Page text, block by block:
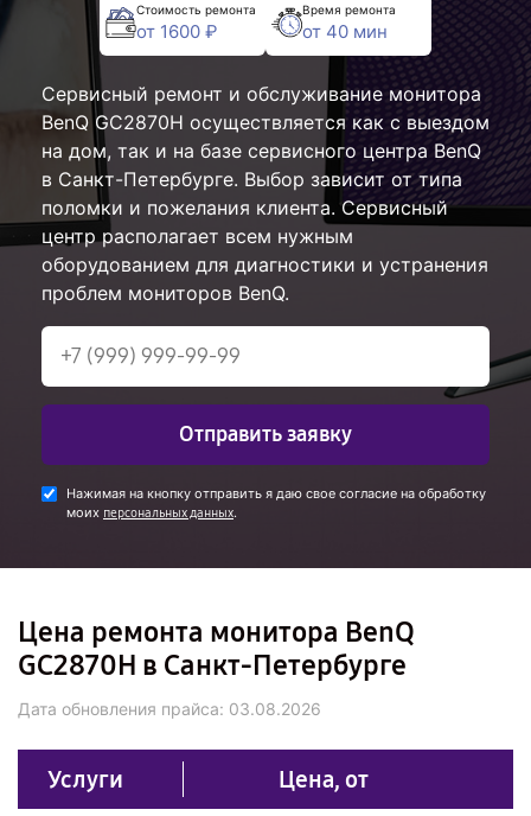
Стоимость ремонта
от 1600 ₽
Время ремонта
от 40 мин
Сервисный ремонт и обслуживание монитора
BenQ GC2870H осуществляется как с выездом
на дом, так и на базе сервисного центра BenQ
в Санкт-Петербурге. Выбор зависит от типа
поломки и пожелания клиента. Сервисный
центр располагает всем нужным
оборудованием для диагностики и устранения
проблем мониторов BenQ.
Отправить заявку
Нажимая на кнопку отправить я даю свое согласие на обработку
моих персональных данных.
Цена ремонта монитора BenQ
GC2870H в Санкт-Петербурге
Дата обновления прайса: 03.08.2026
Услуги Цена, от